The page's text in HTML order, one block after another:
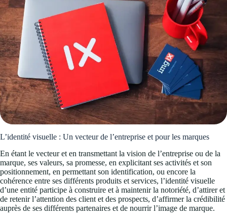
L’identité visuelle : Un vecteur de l’entreprise et pour les marques
En étant le vecteur et en transmettant la vision de l’entreprise ou de la
marque, ses valeurs, sa promesse, en explicitant ses activités et son
positionnement, en permettant son identification, ou encore la
cohérence entre ses différents produits et services, l’identité visuelle
d’une entité participe à construire et à maintenir la notoriété, d’attirer et
de retenir l’attention des client et des prospects, d’affirmer la crédibilité
auprès de ses différents partenaires et de nourrir l’image de marque.